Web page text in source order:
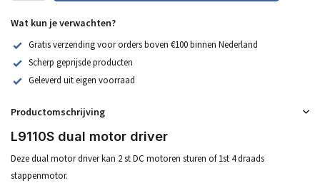
Wat kun je verwachten?
Gratis verzending voor orders boven €100 binnen Nederland
Scherp geprijsde producten
Geleverd uit eigen voorraad
Productomschrijving
L9110S dual motor driver
Deze dual motor driver kan 2 st DC motoren sturen of 1st 4 draads
stappenmotor.